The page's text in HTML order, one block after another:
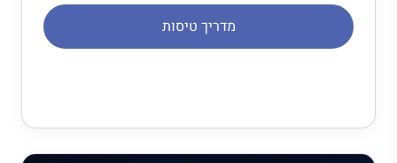
מדריך טיסות